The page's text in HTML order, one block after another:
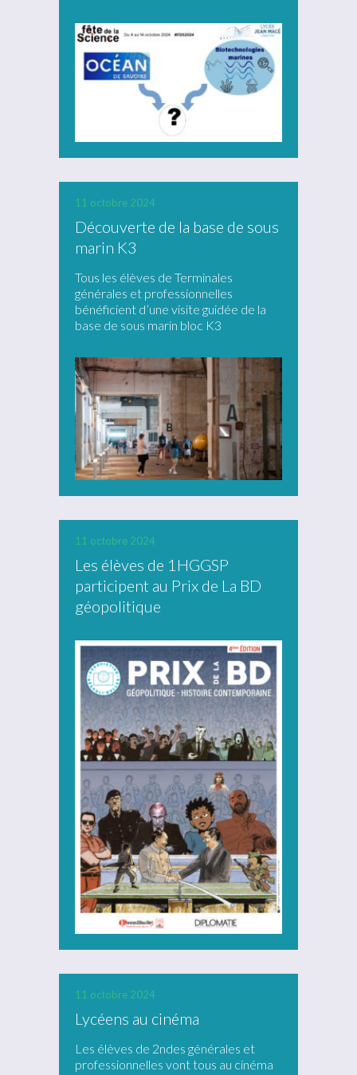
11 octobre 2024
Découverte de la base de sous
marin K3
Tous les élèves de Terminales
générales et professionnelles
bénéficient d’une visite guidée de la
base de sous marin bloc K3
11 octobre 2024
Les élèves de 1HGGSP
participent au Prix de La BD
géopolitique
11 octobre 2024
Lycéens au cinéma
Les élèves de 2ndes générales et
professionnelles vont tous au cinéma